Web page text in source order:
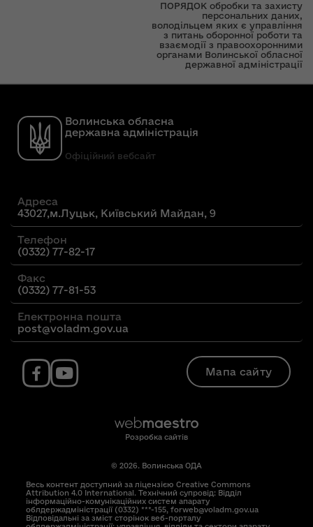
ПОРЯДОК обробки та захисту
персональних даних,
володільцем яких є управління
з питань оборонної роботи та
взаємодії з правоохоронними
органами Волинської обласної
державної адміністрації
Волинська обласна
державна адміністрація
Офіційний вебсайт
Адреса
43027,м.Луцьк, Київський Майдан, 9
Телефон
(0332) 77-82-17
Факс
(0332) 77-81-53
Електронна пошта
post@voladm.gov.ua
Мапа сайту
Розробка сайтів
© 2026. Волинська ОДА
Весь контент доступний за ліцензією Creative Commons
Attribution 4.0 International. Технічний супровід: Відділ
інформаційно-комунікаційних систем апарату
облдержадміністрації (0332) ***-155, forweb@voladm.gov.ua
Відповідальні за зміст сторінок веб-порталу